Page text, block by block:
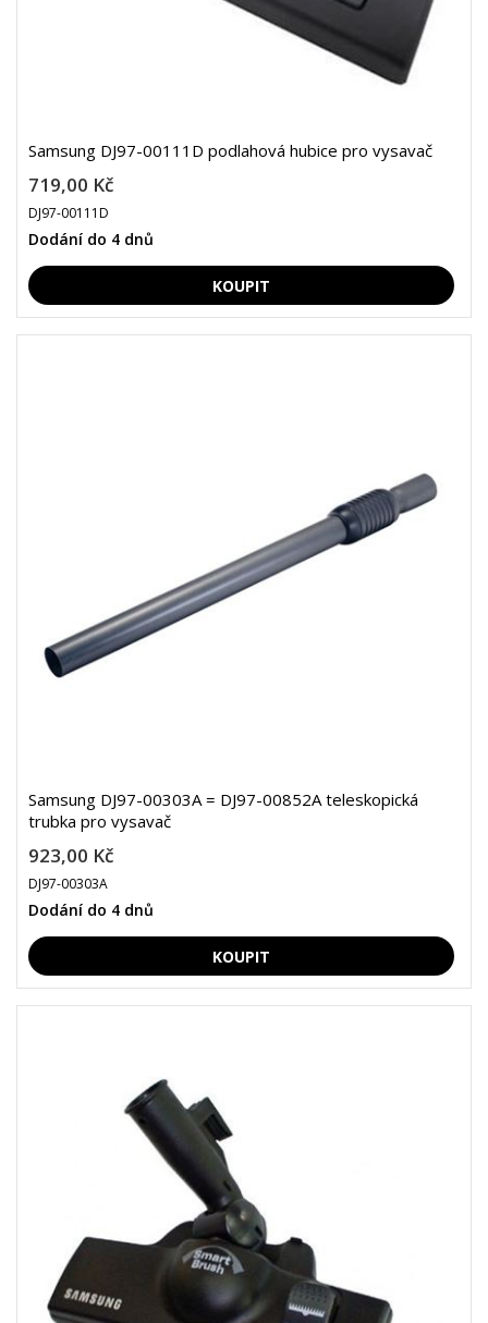
Samsung DJ97-00111D podlahová hubice pro vysavač
719,00 Kč
DJ97-00111D
Dodání do 4 dnů
Samsung DJ97-00303A = DJ97-00852A teleskopická
trubka pro vysavač
923,00 Kč
DJ97-00303A
Dodání do 4 dnů